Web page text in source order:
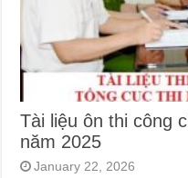
Tài liệu ôn thi công
năm 2025
January 22, 2026